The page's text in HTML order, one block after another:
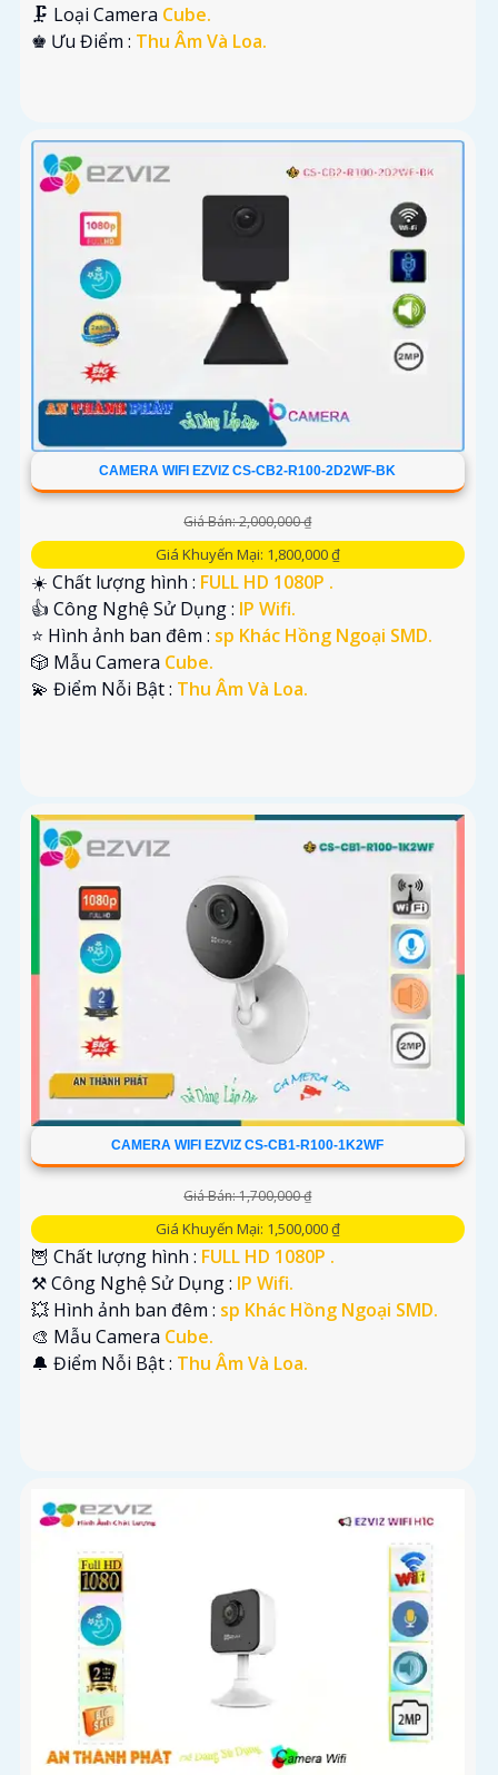
🗜️ Loại Camera Cube.
️♚ Ưu Điểm : Thu Âm Và Loa.
CAMERA WIFI EZVIZ CS-CB2-R100-2D2WF-BK
Giá Bán: 2,000,000 ₫
Giá Khuyến Mại: 1,800,000 ₫
☀️ Chất lượng hình : FULL HD 1080P .
👍 Công Nghệ Sử Dụng : IP Wifi.
⭐ Hình ảnh ban đêm : sp Khác Hồng Ngoại SMD.
🎲 Mẫu Camera Cube.
️💫 Điểm Nỗi Bật : Thu Âm Và Loa.
CAMERA WIFI EZVIZ CS-CB1-R100-1K2WF
Giá Bán: 1,700,000 ₫
Giá Khuyến Mại: 1,500,000 ₫
🦉 Chất lượng hình : FULL HD 1080P .
⚒ Công Nghệ Sử Dụng : IP Wifi.
💥 Hình ảnh ban đêm : sp Khác Hồng Ngoại SMD.
🎨 Mẫu Camera Cube.
️🔔 Điểm Nỗi Bật : Thu Âm Và Loa.